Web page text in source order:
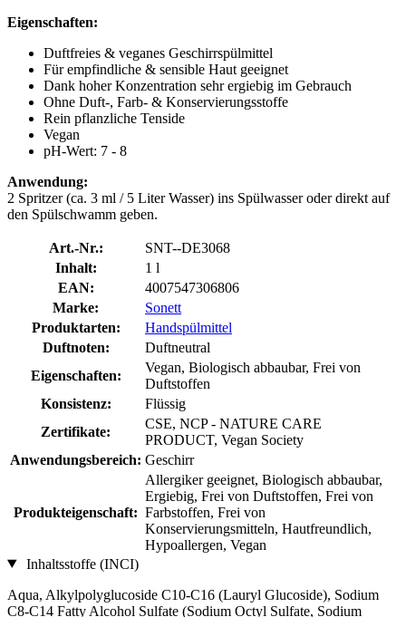
Eigenschaften:
Duftfreies & veganes Geschirrspülmittel
Für empfindliche & sensible Haut geeignet
Dank hoher Konzentration sehr ergiebig im Gebrauch
Ohne Duft-, Farb- & Konservierungsstoffe
Rein pflanzliche Tenside
Vegan
pH-Wert: 7 - 8
Anwendung:
2 Spritzer (ca. 3 ml / 5 Liter Wasser) ins Spülwasser oder direkt auf
den Spülschwamm geben.
Art.-Nr.:
SNT--DE3068
Inhalt:
1 l
EAN:
4007547306806
Marke:
Sonett
Produktarten:
Handspülmittel
Duftnoten:
Duftneutral
Eigenschaften:
Vegan, Biologisch abbaubar, Frei von
Duftstoffen
Konsistenz:
Flüssig
Zertifikate:
CSE, NCP - NATURE CARE
PRODUCT, Vegan Society
Anwendungsbereich: Geschirr
Produkteigenschaft:
Allergiker geeignet, Biologisch abbaubar,
Ergiebig, Frei von Duftstoffen, Frei von
Farbstoffen, Frei von
Konservierungsmitteln, Hautfreundlich,
Hypoallergen, Vegan
Inhaltsstoffe (INCI)
Aqua, Alkylpolyglucoside C10-C16 (Lauryl Glucoside), Sodium
C8-C14 Fatty Alcohol Sulfate (Sodium Octyl Sulfate, Sodium